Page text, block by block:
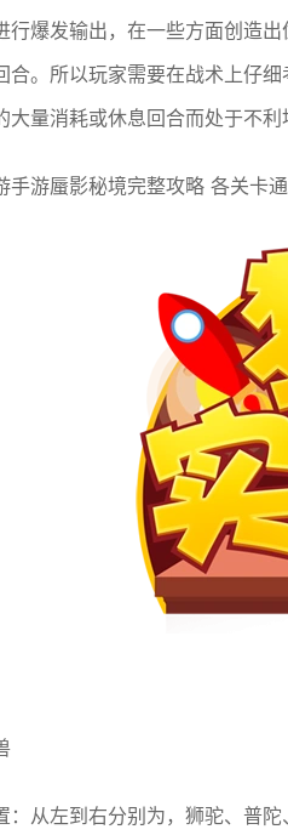
行爆发输出，在一些方面创造
合。所以玩家需要在战术上仔
大量消耗或休息回合而处于不利
手游蜃影秘境完整攻略 各关卡
：从左到右分别为，狮驼、普